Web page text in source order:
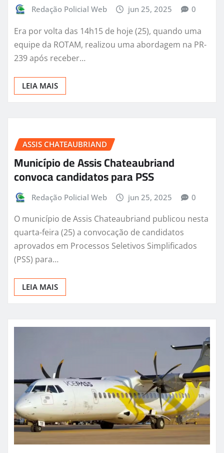
Redação Policial Web jun 25, 2025 0
Era por volta das 14h15 de hoje (25), quando uma
equipe da ROTAM, realizou uma abordagem na PR-
239 após receber…
LEIA MAIS
ASSIS CHATEAUBRIAND
Município de Assis Chateaubriand
convoca candidatos para PSS
Redação Policial Web jun 25, 2025 0
O município de Assis Chateaubriand publicou nesta
quarta-feira (25) a convocação de candidatos
aprovados em Processos Seletivos Simplificados
(PSS) para…
LEIA MAIS